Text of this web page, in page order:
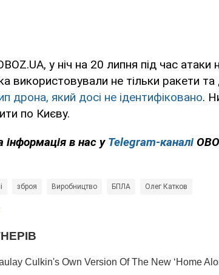
у ніч на 20 липня під час атаки
використовували не тільки ракети
дрона, який досі не ідентифіковано.
по Києву.
інформація в нас у Telegram-каналі
зброя Виробництво БПЛА Олег Катков